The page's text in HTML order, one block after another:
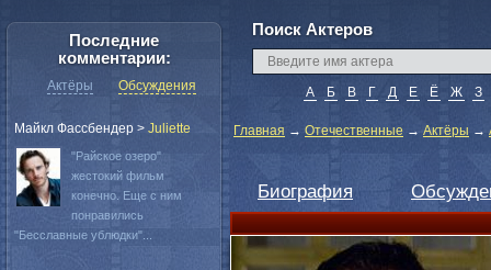
Поиск Актеров
А Б В Г Д Е Ё Ж З
Главная → Отечественные → Актёры →
Биография
Последние
комментарии:
Актёры Обсуждения
Майкл Фассбендер > Juliette
"Райское озеро"
жестокий фильм
конечно. Еще с ним
понравились
"Бесславные ублюдки"...